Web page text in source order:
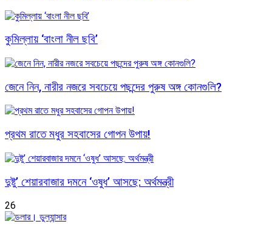
কুমিল্লায় ‘বাংলা নীল ছবি’
জেনে নিন, নারীর নজরে সবচেয়ে পছন্দের পুরুষ অঙ্গ কোনগুলি?
প্রথম রাতে মধুর সহবাসের গোপন উপায়!
দুষ্টু’ শেয়ারবাজার দমনে ‘ওষুধ’ আসছে: অর্থমন্ত্রী
26